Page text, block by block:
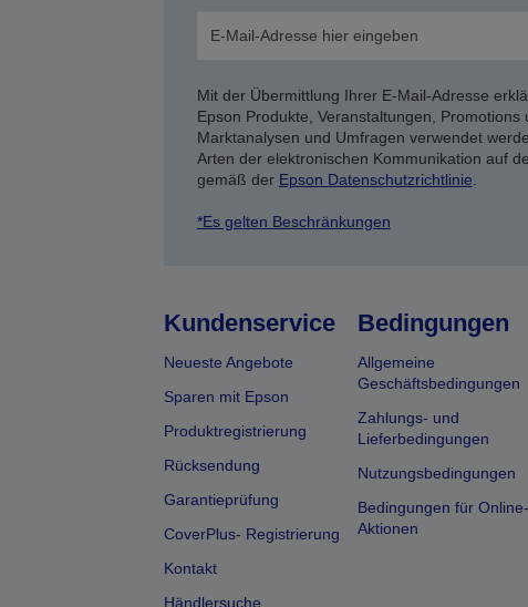
Mit der Übermittlung Ihrer E-Mail-Adresse
Epson Produkte, Veranstaltungen,
Marktanalysen und Umfragen verwendet
Arten der elektronischen Kommunikation auf
gemäß der Epson Datenschutzrichtlinie.
*Es gelten Beschränkungen
Kundenservice
Neueste Angebote
Sparen mit Epson
Produktregistrierung
Rücksendung
Garantieprüfung
CoverPlus- Registrierung
Kontakt
Händlersuche
Bedingungen
Allgemeine
Geschäftsbedingungen
Zahlungs- und
Lieferbedingungen
Nutzungsbedingungen
Bedingungen für Online-
Aktionen